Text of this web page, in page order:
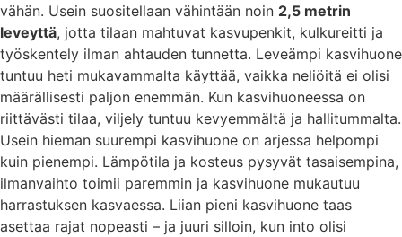
vähän. Usein suositellaan vähintään noin 2,5 metrin
leveyttä, jotta tilaan mahtuvat kasvupenkit, kulkureitti ja
työskentely ilman ahtauden tunnetta. Leveämpi kasvihuone
tuntuu heti mukavammalta käyttää, vaikka neliöitä ei olisi
määrällisesti paljon enemmän. Kun kasvihuoneessa on
riittävästi tilaa, viljely tuntuu kevyemmältä ja hallitummalta.
Usein hieman suurempi kasvihuone on arjessa helpompi
kuin pienempi. Lämpötila ja kosteus pysyvät tasaisempina,
ilmanvaihto toimii paremmin ja kasvihuone mukautuu
harrastuksen kasvaessa. Liian pieni kasvihuone taas
asettaa rajat nopeasti – ja juuri silloin, kun into olisi